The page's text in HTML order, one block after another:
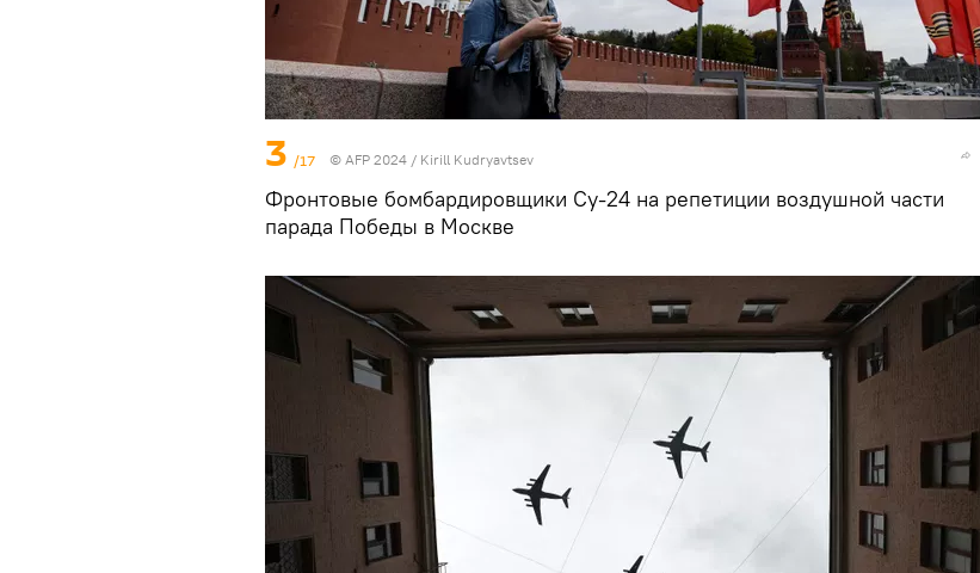
3 /17 © AFP 2024 / Kirill Kudryavtsev
Фронтовые бомбардировщики Су-24 на репетиции воздушной части
парада Победы в Москве